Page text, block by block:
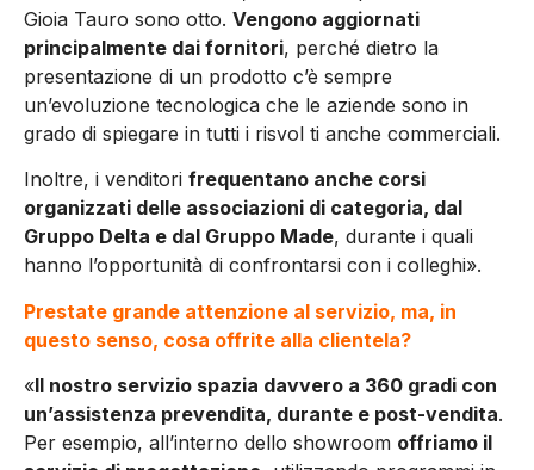
Gioia Tauro sono otto. Vengono aggiornati
principalmente dai fornitori, perché dietro la
presentazione di un prodotto c’è sempre
un’evoluzione tecnologica che le aziende sono in
grado di spiegare in tutti i risvol ti anche commerciali.
Inoltre, i venditori frequentano anche corsi
organizzati delle associazioni di categoria, dal
Gruppo Delta e dal Gruppo Made, durante i quali
hanno l’opportunità di confrontarsi con i colleghi».
Prestate grande attenzione al servizio, ma, in
questo senso, cosa offrite alla clientela?
«Il nostro servizio spazia davvero a 360 gradi con
un’assistenza prevendita, durante e post-vendita.
Per esempio, all’interno dello showroom offriamo il